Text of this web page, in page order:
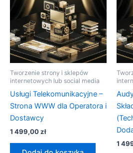
Tworzenie strony i sklepów
internetowych lub social media
Usługi Telekomunikacyjne –
Strona WWW dla Operatora i
Dostawcy
1 499,00zł
1